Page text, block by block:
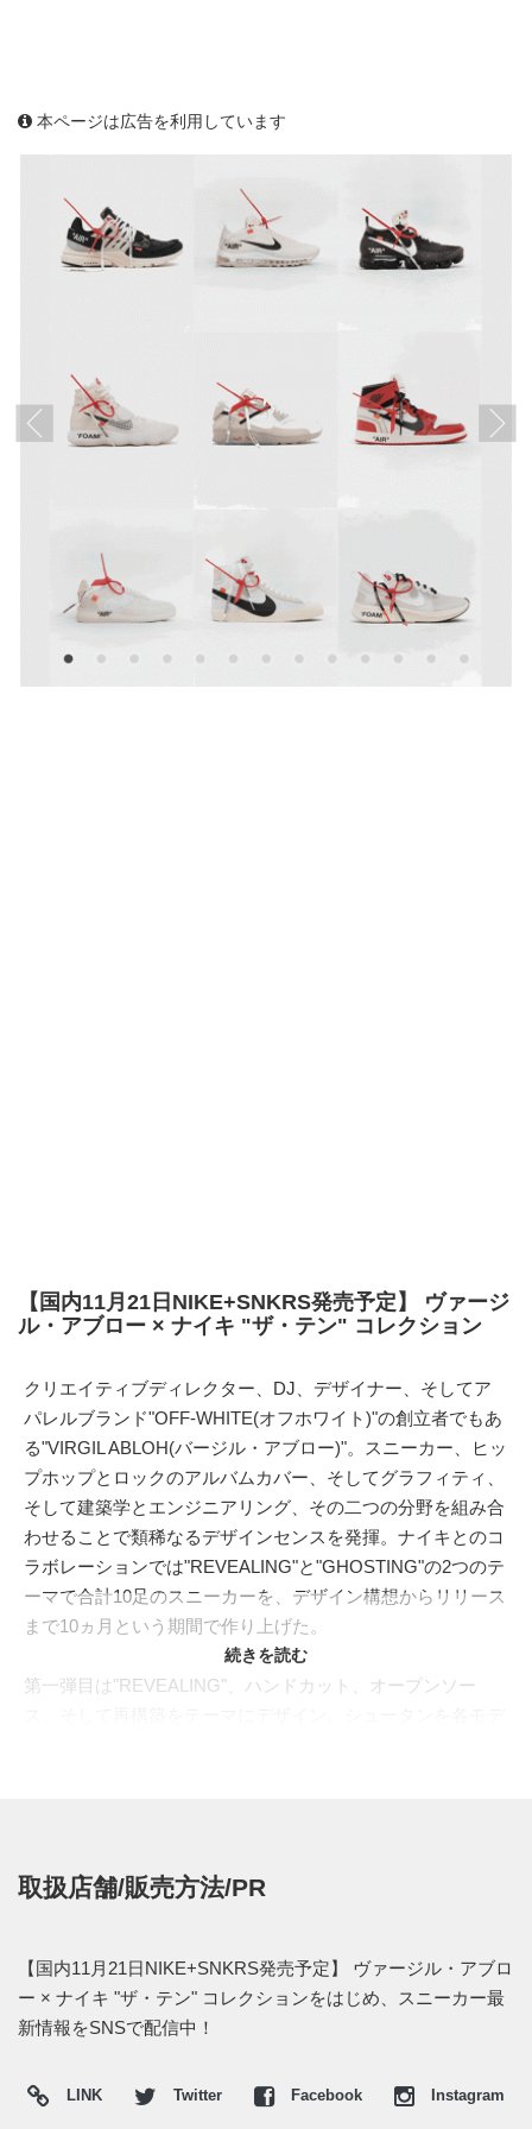
本ページは広告を利用しています
【国内11月21日NIKE+SNKRS発売予定】 ヴァージ
ル・アブロー × ナイキ "ザ・テン" コレクション
クリエイティブディレクター、DJ、デザイナー、そしてア
パレルブランド"OFF-WHITE(オフホワイト)"の創立者でもあ
る"VIRGIL ABLOH(バージル・アブロー)"。スニーカー、ヒッ
プホップとロックのアルバムカバー、そしてグラフィティ、
そして建築学とエンジニアリング、その二つの分野を組み合
わせることで類稀なるデザインセンスを発揮。ナイキとのコ
ラボレーションでは"REVEALING"と"GHOSTING"の2つのテ
ーマで合計10足のスニーカーを、デザイン構想からリリース
まで10ヵ月という期間で作り上げた。
第一弾目は"REVEALING"、ハンドカット、オープンソー
モデルの2つ、そしてバスケットシューズ、ランニングシュ
ーズの代表モデルを網羅したラインナップとなる。
ューヨークで9月9～13日、ロンドンは9月18～22日、ミラン
続きを読む
取扱店舗/販売方法/PR
【国内11月21日NIKE+SNKRS発売予定】 ヴァージル・アブロ
ー × ナイキ "ザ・テン" コレクションをはじめ、スニーカー最
新情報をSNSで配信中！
LINK Twitter Facebook Instagram